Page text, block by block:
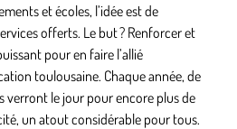
et écoles, l’idée est de
offerts. Le but ? Renforcer et
pour en faire l’allié
toulousaine. Chaque année, de
verront le jour pour encore plus de
un atout considérable pour tous.